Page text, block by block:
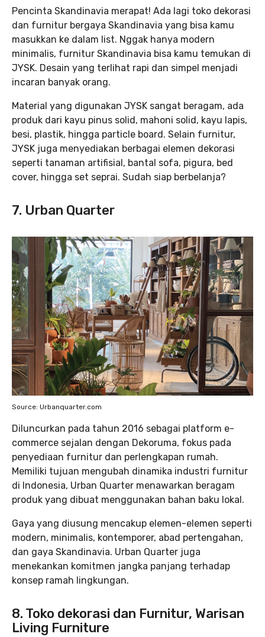
Pencinta Skandinavia merapat! Ada lagi toko dekorasi
dan furnitur bergaya Skandinavia yang bisa kamu
masukkan ke dalam list. Nggak hanya modern
minimalis, furnitur Skandinavia bisa kamu temukan di
JYSK. Desain yang terlihat rapi dan simpel menjadi
incaran banyak orang.
Material yang digunakan JYSK sangat beragam, ada
produk dari kayu pinus solid, mahoni solid, kayu lapis,
besi, plastik, hingga particle board. Selain furnitur,
JYSK juga menyediakan berbagai elemen dekorasi
seperti tanaman artifisial, bantal sofa, pigura, bed
cover, hingga set seprai. Sudah siap berbelanja?
7. Urban Quarter
Source: Urbanquarter.com
Diluncurkan pada tahun 2016 sebagai platform e-
commerce sejalan dengan Dekoruma, fokus pada
penyediaan furnitur dan perlengkapan rumah.
Memiliki tujuan mengubah dinamika industri furnitur
di Indonesia, Urban Quarter menawarkan beragam
produk yang dibuat menggunakan bahan baku lokal.
Gaya yang diusung mencakup elemen-elemen seperti
modern, minimalis, kontemporer, abad pertengahan,
dan gaya Skandinavia. Urban Quarter juga
menekankan komitmen jangka panjang terhadap
konsep ramah lingkungan.
8. Toko dekorasi dan Furnitur, Warisan
Living Furniture